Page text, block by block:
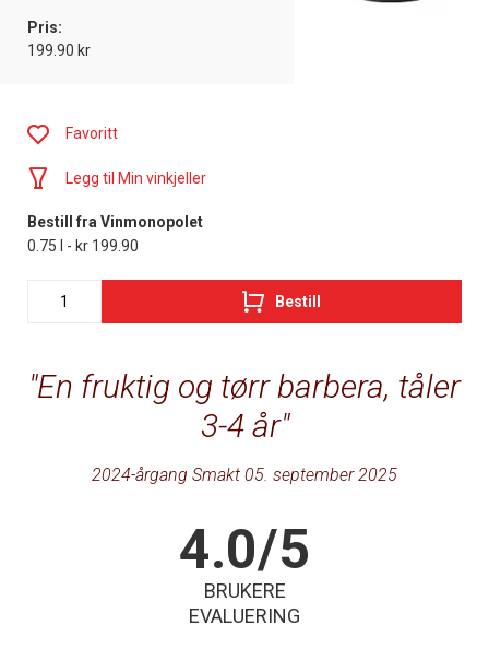
Pris:
199.90 kr
En fruktig og tørr barbera, tåler
3-4 år
2024-årgang Smakt 05. september 2025
4.0/5
BRUKERE
EVALUERING
Favoritt
Legg til Min vinkjeller
Bestill fra Vinmonopolet
0.75 l - kr 199.90
Bestill